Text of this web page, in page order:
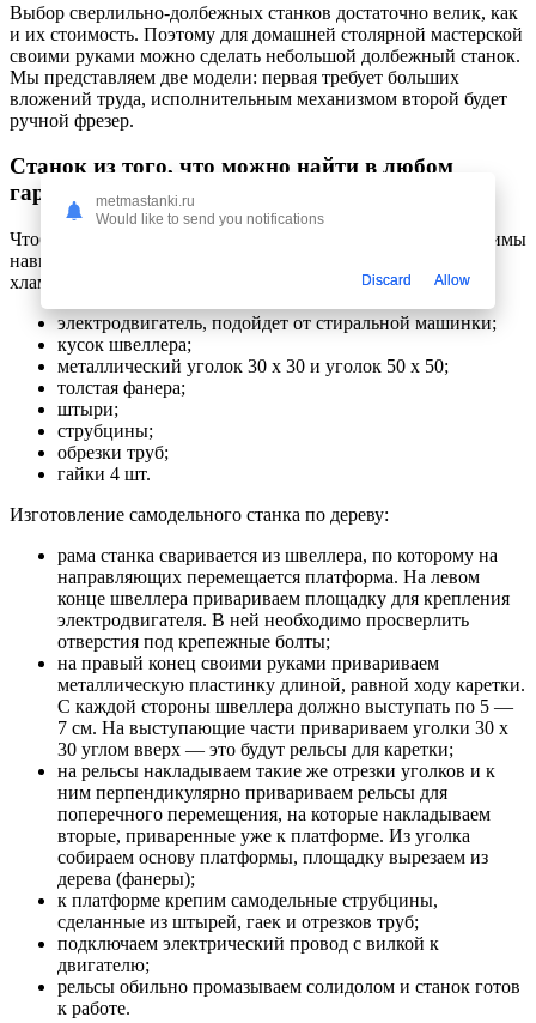
Выбор сверлильно-долбежных станков достаточно велик, как
и их стоимость. Поэтому для домашней столярной мастерской
своими руками можно сделать небольшой долбежный станок.
Мы представляем две модели: первая требует больших
вложений труда, исполнительным механизмом второй будет
ручной фрезер.
Станок из того, что можно найти в любом
гараже
Чтобы своими руками сделать долбежные станки, необходимы
навыки сварщика, токаря и разнообразный металлический
хлам:
электродвигатель, подойдет от стиральной машинки;
кусок швеллера;
металлический уголок 30 х 30 и уголок 50 х 50;
толстая фанера;
штыри;
струбцины;
обрезки труб;
гайки 4 шт.
Изготовление самодельного станка по дереву:
рама станка сваривается из швеллера, по которому на
направляющих перемещается платформа. На левом
конце швеллера привариваем площадку для крепления
электродвигателя. В ней необходимо просверлить
отверстия под крепежные болты;
на правый конец своими руками привариваем
металлическую пластинку длиной, равной ходу каретки.
С каждой стороны швеллера должно выступать по 5 —
7 см. На выступающие части привариваем уголки 30 х
30 углом вверх — это будут рельсы для каретки;
на рельсы накладываем такие же отрезки уголков и к
ним перпендикулярно привариваем рельсы для
поперечного перемещения, на которые накладываем
вторые, приваренные уже к платформе. Из уголка
собираем основу платформы, площадку вырезаем из
дерева (фанеры);
к платформе крепим самодельные струбцины,
сделанные из штырей, гаек и отрезков труб;
подключаем электрический провод с вилкой к
двигателю;
рельсы обильно промазываем солидолом и станок готов
к работе.
metmastanki.ru
Would like to send you notifications
Discard Allow